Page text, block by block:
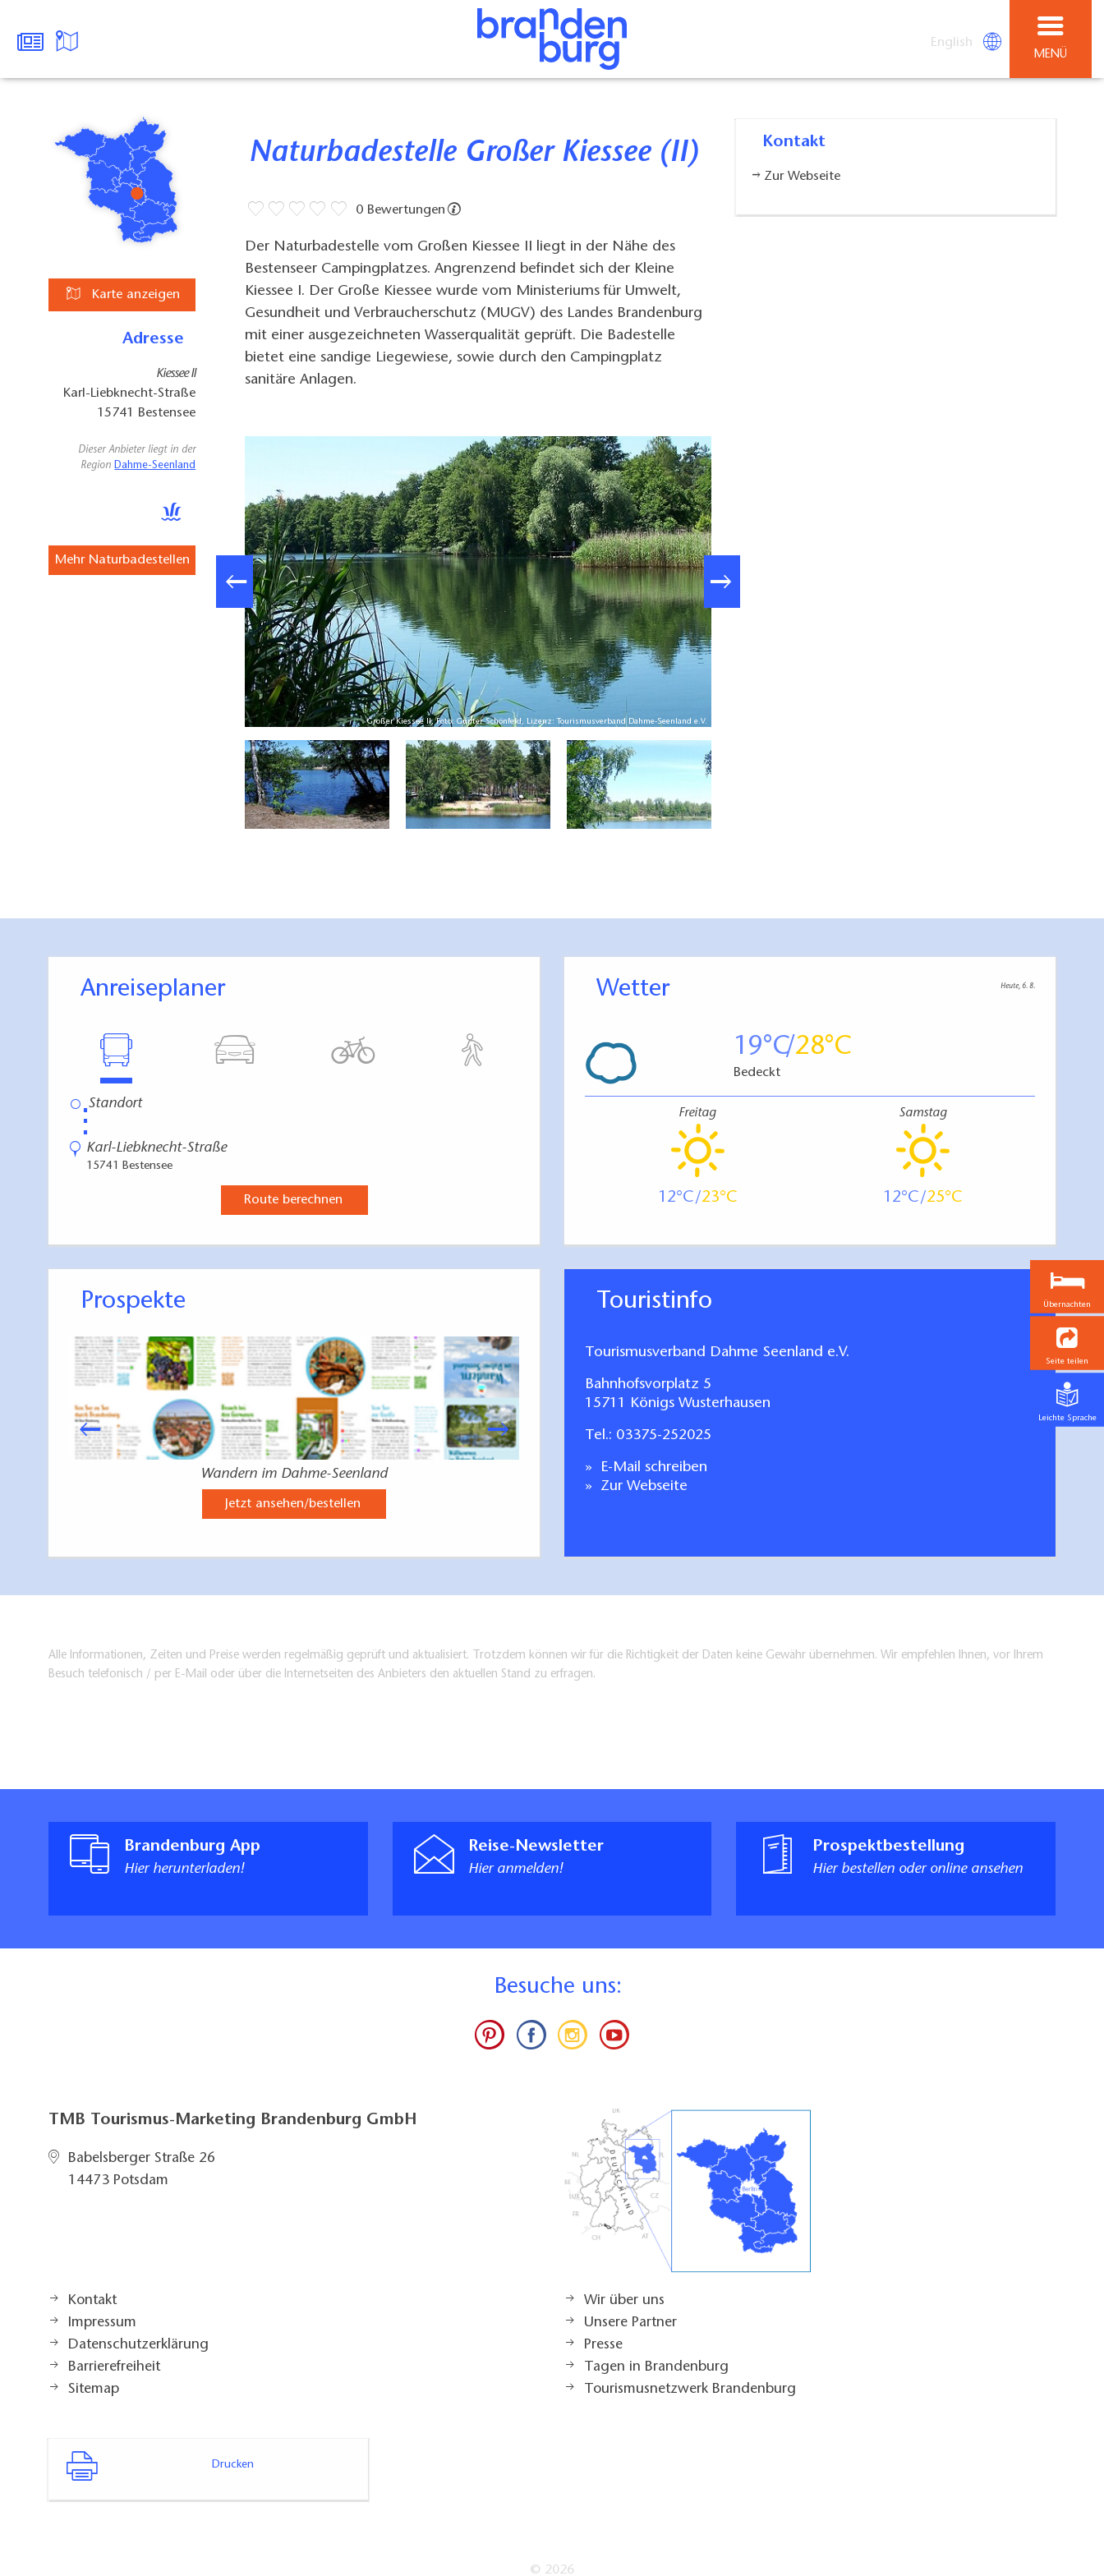
English
MENÜ
Karte anzeigen
Adresse
Kiessee II
Karl-Liebknecht-Straße
15741 Bestensee
Dieser Anbieter liegt in der
Region Dahme-Seenland
Mehr Naturbadestellen
Naturbadestelle Großer Kiessee (II)
0 Bewertungen
Der Naturbadestelle vom Großen Kiessee II liegt in der Nähe des
Bestenseer Campingplatzes. Angrenzend befindet sich der Kleine
Kiessee I. Der Große Kiessee wurde vom Ministeriums für Umwelt,
Gesundheit und Verbraucherschutz (MUGV) des Landes Brandenburg
mit einer ausgezeichneten Wasserqualität geprüft. Die Badestelle
bietet eine sandige Liegewiese, sowie durch den Campingplatz
sanitäre Anlagen.
Großer Kiessee II, Foto: Günter Schönfeld, Lizenz: Tourismusverband Dahme-Seenland e.V.
Kontakt
Zur Webseite
Anreiseplaner
⋮
Karl-Liebknecht-Straße
15741 Bestensee
Route berechnen
Wetter Heute, 6. 8.
19 28
Bedeckt
Freitag
12 23
Samstag
12 25
Prospekte
Wandern im Dahme-Seenland
Jetzt ansehen/bestellen
Reisemagazin Dahme-Seenland
Touristinfo
Tourismusverband Dahme Seenland e.V.
Bahnhofsvorplatz 5
15711 Königs Wusterhausen
Tel.: 03375-252025
E-Mail schreiben
Zur Webseite
Alle Informationen, Zeiten und Preise werden regelmäßig geprüft und aktualisiert. Trotzdem können wir für die Richtigkeit der Daten keine Gewähr übernehmen. Wir empfehlen Ihnen, vor Ihrem
Besuch telefonisch / per E-Mail oder über die Internetseiten des Anbieters den aktuellen Stand zu erfragen.
Brandenburg App
Hier herunterladen!
Reise-Newsletter
Hier anmelden!
Prospektbestellung
Hier bestellen oder online ansehen
Besuche uns:
TMB Tourismus-Marketing Brandenburg GmbH
Babelsberger Straße 26
14473 Potsdam
Kontakt
Impressum
Datenschutzerklärung
Barrierefreiheit
Sitemap
Wir über uns
Unsere Partner
Presse
Tagen in Brandenburg
Tourismusnetzwerk Brandenburg
Drucken
© 2026
Übernachten
Seite teilen
Leichte Sprache